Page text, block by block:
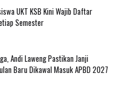
UKT KSB Kini Wajib Daftar
Semester
Andi Laweng Pastikan Janji
Baru Dikawal Masuk APBD 2027